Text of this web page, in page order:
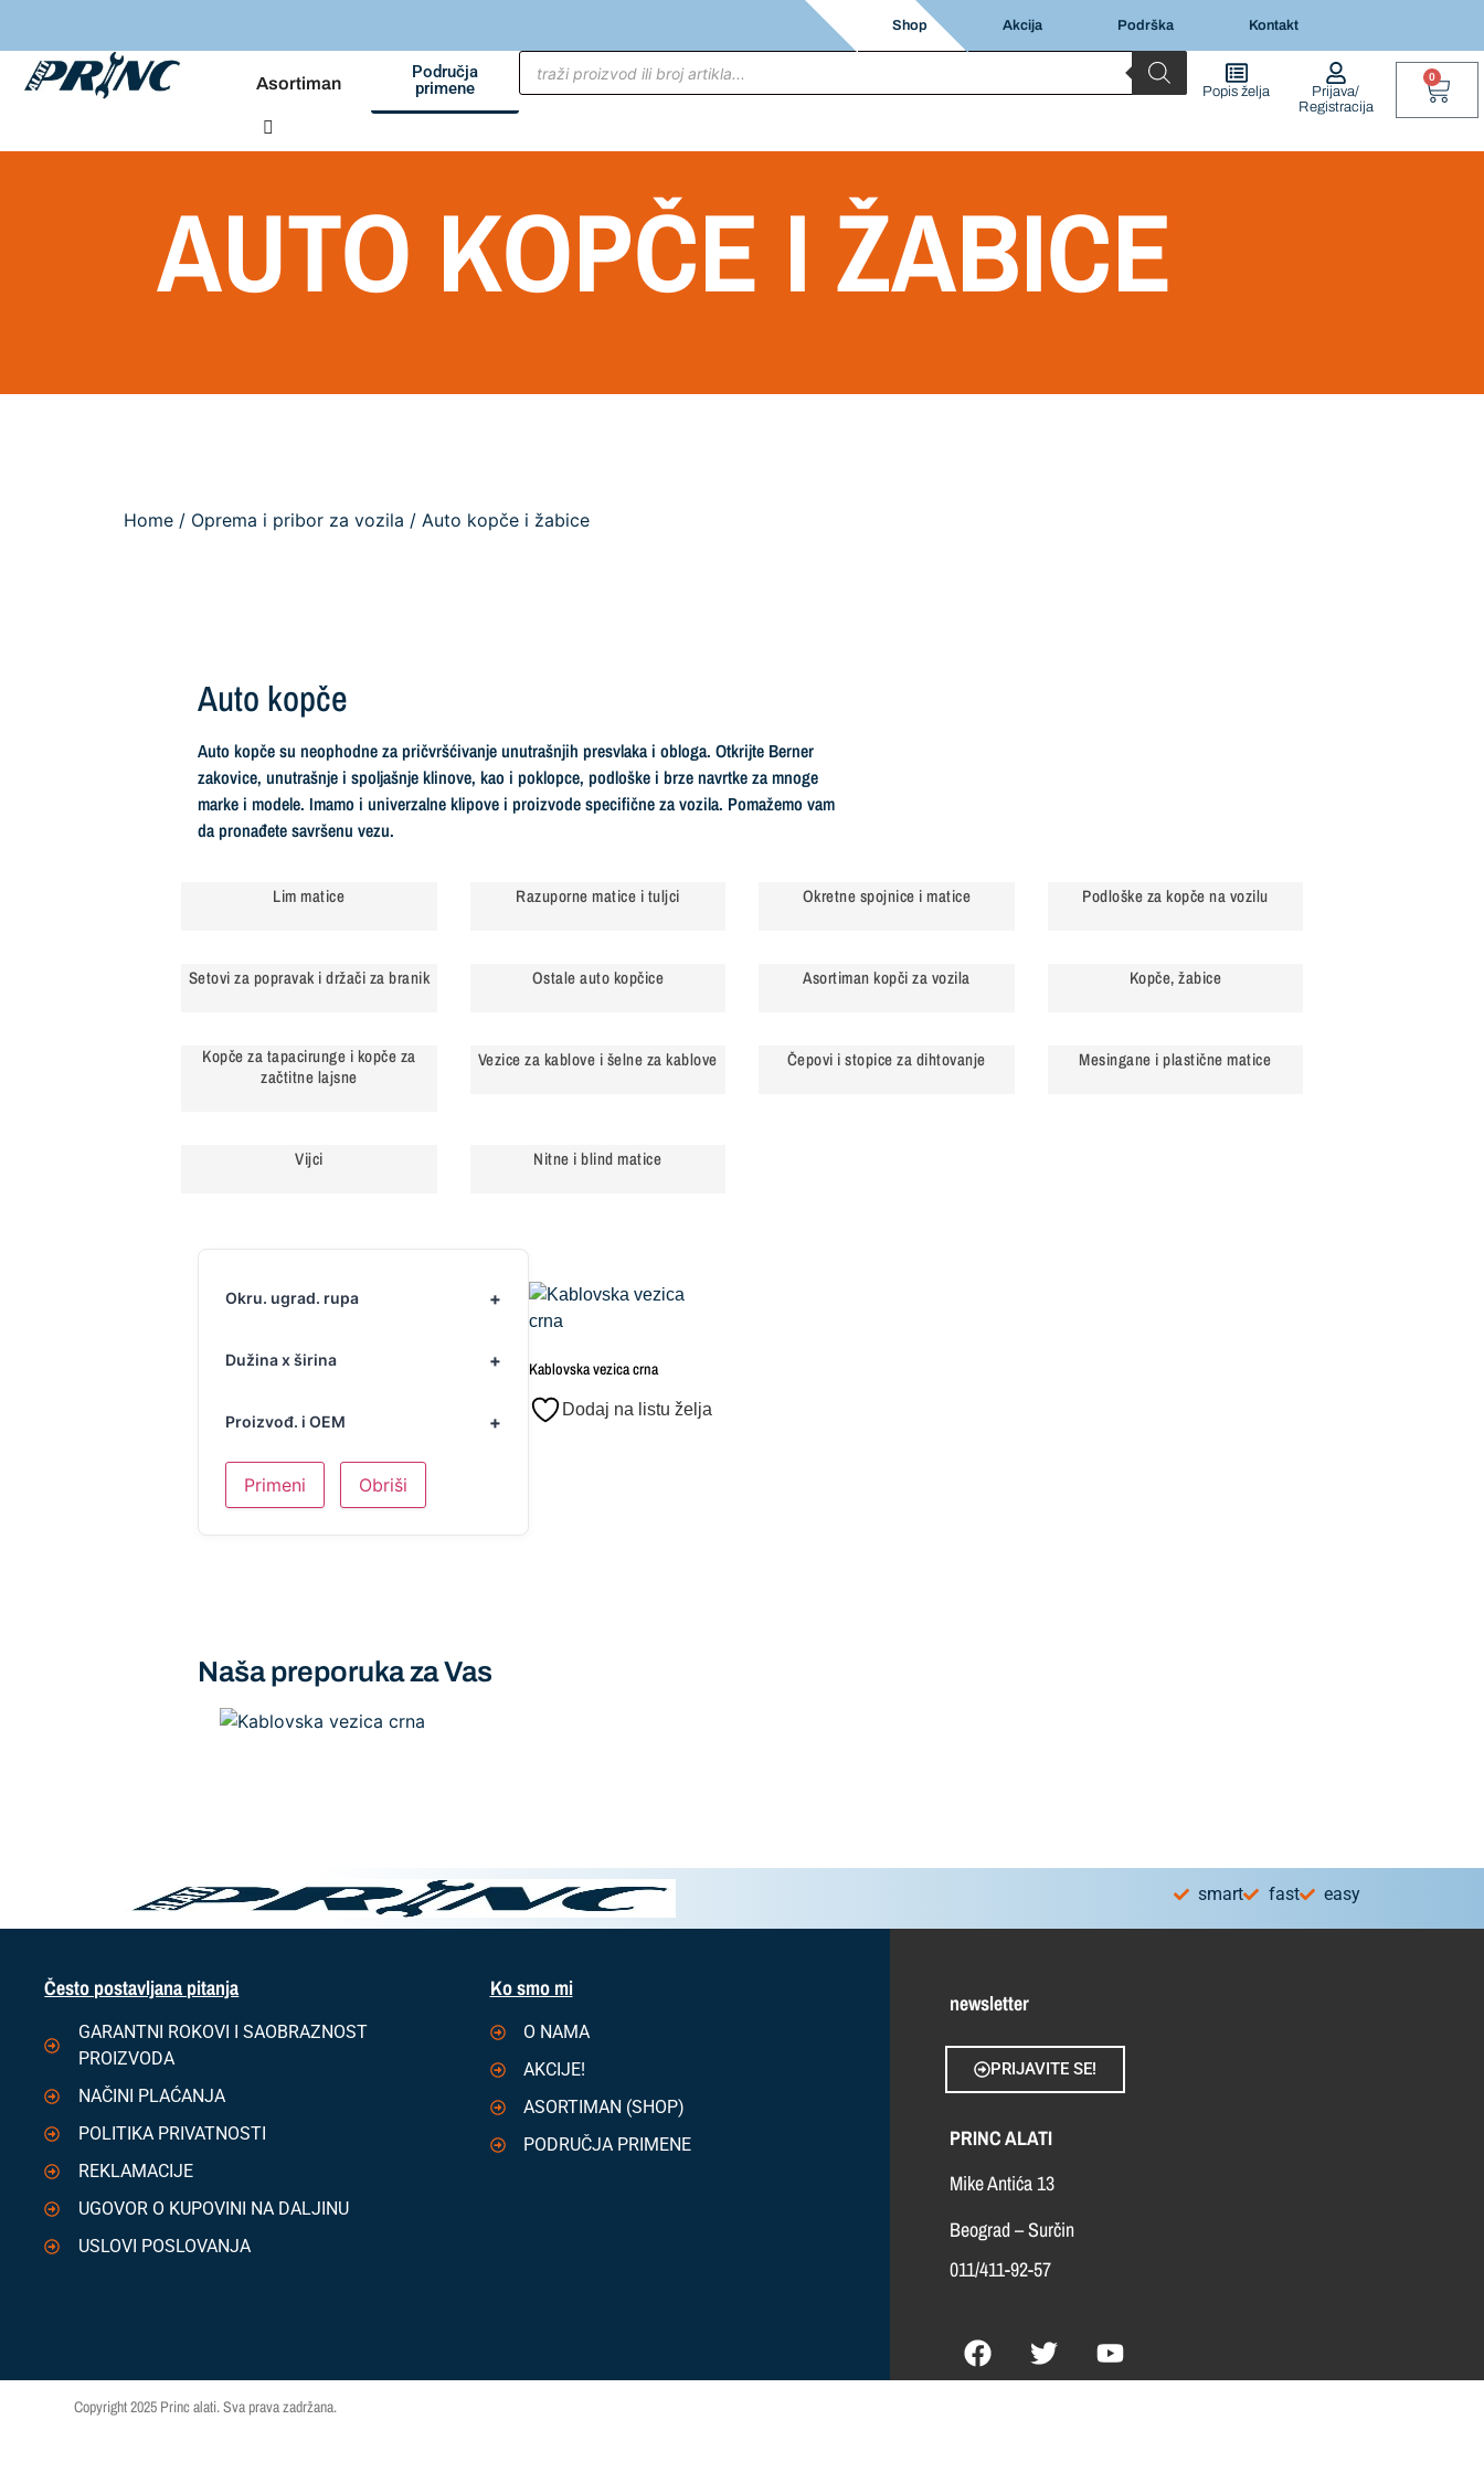
Shop Akcija Podrška Kontakt
Asortiman
Područja
primene
Popis želja
Prijava/
Registracija
0
AUTO KOPČE I ŽABICE
Home / Oprema i pribor za vozila / Auto kopče i žabice
Auto kopče
Auto kopče su neophodne za pričvršćivanje unutrašnjih presvlaka i obloga. Otkrijte Berner
zakovice, unutrašnje i spoljašnje klinove, kao i poklopce, podloške i brze navrtke za mnoge
marke i modele. Imamo i univerzalne klipove i proizvode specifične za vozila. Pomažemo vam
da pronađete savršenu vezu.
Lim matice Razuporne matice i tuljci Okretne spojnice i matice Podloške za kopče na vozilu
Setovi za popravak i držači za branik Ostale auto kopčice Asortiman kopči za vozila Kopče, žabice
Kopče za tapacirunge i kopče za
začtitne lajsne
Vezice za kablove i šelne za kablove Čepovi i stopice za dihtovanje Mesingane i plastične matice
Vijci Nitne i blind matice
Okru. ugrad. rupa
Dužina x širina
Proizvođ. i OEM
Primeni Obriši
Kablovska vezica crna
Dodaj na listu želja
Naša preporuka za Vas
smart fast easy
Često postavljana pitanja
GARANTNI ROKOVI I SAOBRAZNOST
PROIZVODA
NAČINI PLAĆANJA
POLITIKA PRIVATNOSTI
REKLAMACIJE
UGOVOR O KUPOVINI NA DALJINU
USLOVI POSLOVANJA
Ko smo mi
O NAMA
AKCIJE!
ASORTIMAN (SHOP)
PODRUČJA PRIMENE
newsletter
PRIJAVITE SE!
PRINC ALATI
Mike Antića 13
Beograd – Surčin
011/411-92-57
Copyright 2025 Princ alati. Sva prava zadržana.